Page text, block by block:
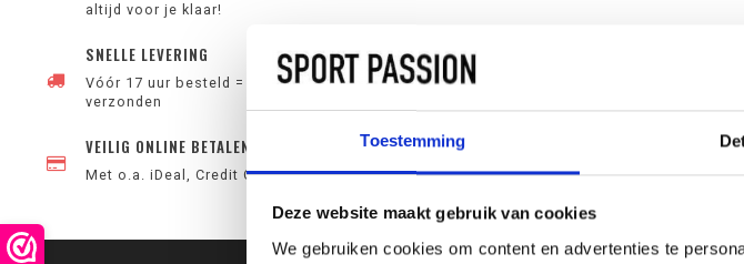
Toestemming
Deze website maakt gebruik van cookies
We gebruiken cookies om content en advertenties te
altijd voor je klaar!
SNELLE LEVERING
Vóór 17 uur besteld = vandaag
verzonden
VEILIG ONLINE BETALEN
Met o.a. iDeal, Credit Card en PayPal